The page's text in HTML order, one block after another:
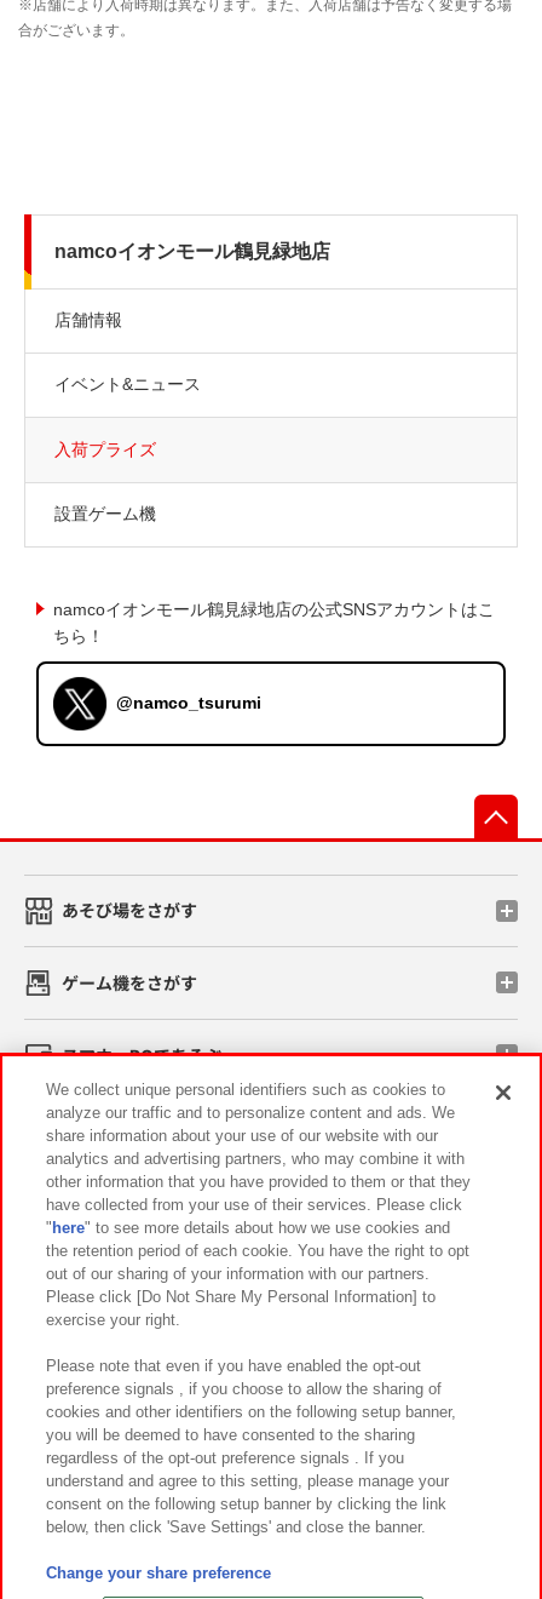
namcoイオンモール鶴見緑地店
店舗情報
イベント&ニュース
入荷プライズ
設置ゲーム機
namcoイオンモール鶴見緑地店の公式SNSアカウントはこ
ちら！
@namco_tsurumi
あそび場をさがす
ゲーム機をさがす
スマホ・PCであそぶ
イベント・キャンペーン
関連会社 サステナビリティ サイトポリシー
プライバシーポリシー ウェブアクセシビリティ方針と検証結果
お取引先さまとともに
カスタマーハラスメント対応方針 よくあるご質問・お問い合わせ
©Bandai Namco Amusement Inc.
©Bandai Namco Amusement Lab Inc.
We collect unique personal identifiers such as cookies to
analyze our traffic and to personalize content and ads. We
share information about your use of our website with our
analytics and advertising partners, who may combine it with
other information that you have provided to them or that they
have collected from your use of their services. Please click
" here" to see more details about how we use cookies and
the retention period of each cookie. You have the right to opt
out of our sharing of your information with our partners.
Please click [Do Not Share My Personal Information] to
exercise your right.
Please note that even if you have enabled the opt-out
preference signals , if you choose to allow the sharing of
cookies and other identifiers on the following setup banner,
you will be deemed to have consented to the sharing
regardless of the opt-out preference signals . If you
understand and agree to this setting, please manage your
consent on the following setup banner by clicking the link
below, then click 'Save Settings' and close the banner.
Change your share preference